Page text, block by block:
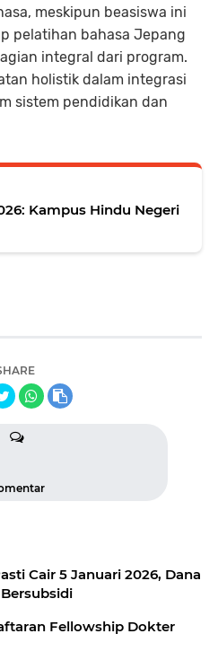
meskipun beasiswa ini
pelatihan bahasa Jepang
integral dari program.
holistik dalam integrasi
sistem pendidikan dan
Kampus Hindu Negeri
Cair 5 Januari 2026, Dana
Fellowship Dokter